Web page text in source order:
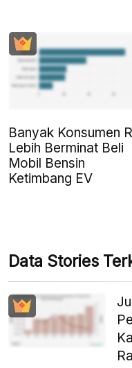
Banyak Konsumen
Lebih Berminat Beli
Mobil Bensin
Ketimbang EV
Data Stories